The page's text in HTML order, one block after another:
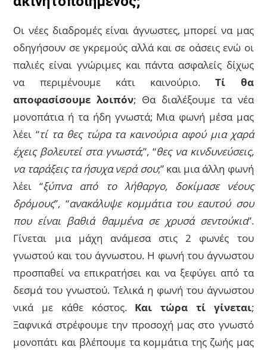
Οι νέες διαδρομές είναι άγνωστες, μπορεί να μας
οδηγήσουν σε γκρεμούς αλλά και σε οάσεις ενώ οι
παλιές είναι γνώριμες και πάντα ασφαλείς δίχως
να περιμένουμε κάτι καινούριο.Τί θα
αποφασίσουμε λοιπόν; Θα διαλέξουμε τα νέα
μονοπάτια ή τα ήδη γνωστά; Μια φωνή μέσα μας
λέει “τί τα θες τώρα τα καινούρια αφού μια χαρά
έχεις βολευτεί στα γνωστά;”, “θες να κινδυνεύσεις,
να ταράξεις τα ήσυχα νερά σου;” και μια άλλη φωνή
λέει “ξύπνα από το λήθαργο, δοκίμασε νέους
δρόμους”, “ανακάλυψε κομμάτια του εαυτού σου
που είναι βαθιά θαμμένα σε χρυσά σεντούκια”.
Γίνεται μια μάχη ανάμεσα στις 2 φωνές του
γνωστού και του άγνωστου. Η φωνή του άγνωστου
προσπαθεί να επικρατήσει και να ξεφύγει από τα
δεσμά του γνωστού. Τελικά η φωνή του άγνωστου
νικά με κάθε κόστος. Και τώρα τί γίνεται;
Ξαφνικά στρέφουμε την προσοχή μας στο γνωστό
μονοπάτι και βλέπουμε τα κομμάτια της ζωής μας